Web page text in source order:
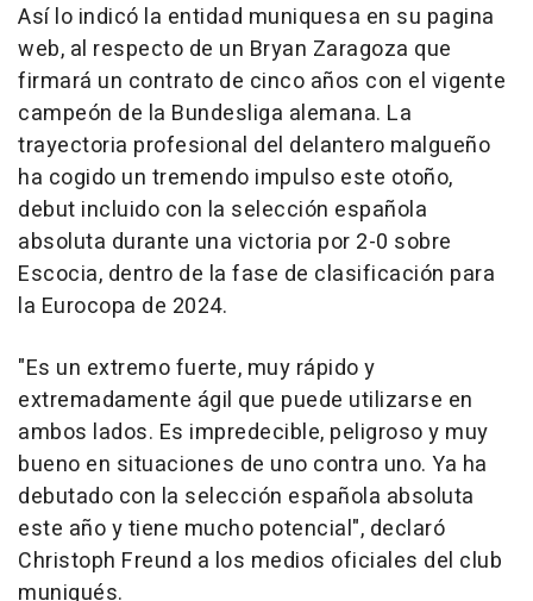
Así lo indicó la entidad muniquesa en su pagina
web, al respecto de un Bryan Zaragoza que
firmará un contrato de cinco años con el vigente
campeón de la Bundesliga alemana. La
trayectoria profesional del delantero malgueño
ha cogido un tremendo impulso este otoño,
debut incluido con la selección española
absoluta durante una victoria por 2-0 sobre
Escocia, dentro de la fase de clasificación para
la Eurocopa de 2024.
"Es un extremo fuerte, muy rápido y
extremadamente ágil que puede utilizarse en
ambos lados. Es impredecible, peligroso y muy
bueno en situaciones de uno contra uno. Ya ha
debutado con la selección española absoluta
este año y tiene mucho potencial", declaró
Christoph Freund a los medios oficiales del club
muniqués.